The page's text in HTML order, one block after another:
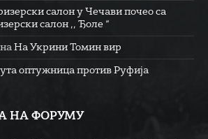
салон у Чечави почео са
салон ,, Ђоле “
на На Укрини Томин вир
оптужница против Руфија
НА ФОРУМУ